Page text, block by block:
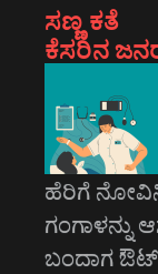
ಸಣ್ಣ ಕತೆ
ಕೆಸರಿನ
ಹೆರಿಗೆ
ಗಂಗಾಳನ್ನು
ಬಂದಾಗ